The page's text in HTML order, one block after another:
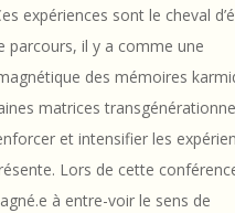
expériences sont le cheval
parcours, il y a comme une
des mémoires
matrices
et intensifier les
Lors de cette
à entre-voir le sens de